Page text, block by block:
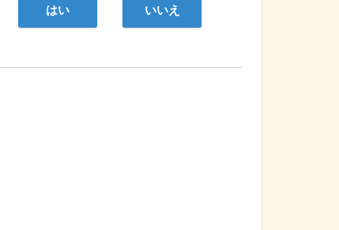
はい いいえ